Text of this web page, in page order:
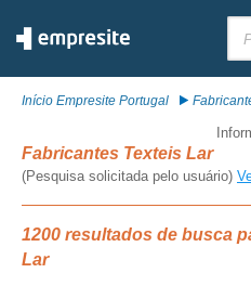
Início Empresite Portugal
Fabricantes Texteis Lar
(Pesquisa solicitada pelo usuário)
1200 resultados de busca
Lar